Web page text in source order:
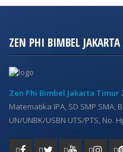
ZEN PHI BIMBEL
Zen Phi Bimbel Jakarta Timur
Matematika IPA, SD SMP SMA,
UN/UNBK/USBN UTS/PTS, No.